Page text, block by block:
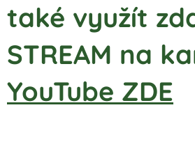
také využít
STREAM na
YouTube ZDE